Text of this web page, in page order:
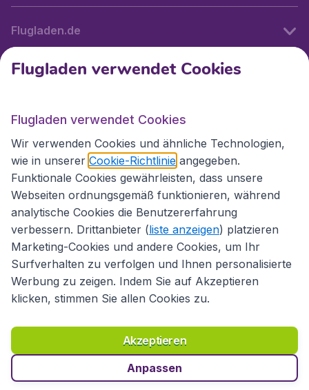
Flugladen.de
Internationale Webseiten
Folgen Sie uns:
Richtlinien und Bedingungen
Haftungsausschluss
Datenschutzerklärung
Cookies Copyright © 2026
Flugladen verwendet Cookies
Flugladen verwendet Cookies
Wir verwenden Cookies und ähnliche Technologien,
wie in unserer Cookie-Richtlinie angegeben.
Funktionale Cookies gewährleisten, dass unsere
Webseiten ordnungsgemäß funktionieren, während
analytische Cookies die Benutzererfahrung
verbessern. Drittanbieter (liste anzeigen) platzieren
Marketing-Cookies und andere Cookies, um Ihr
Surfverhalten zu verfolgen und Ihnen personalisierte
Werbung zu zeigen. Indem Sie auf Akzeptieren
klicken, stimmen Sie allen Cookies zu.
Akzeptieren
Anpassen